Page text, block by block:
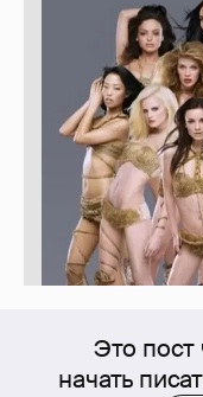
Это пост
начать